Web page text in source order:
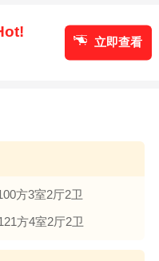
立即查看
方3室2厅2卫
方4室2厅2卫